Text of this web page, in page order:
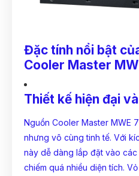
Đặc tính nổi bật
Cooler Master
Thiết kế hiện đại
Nguồn Cooler Master MWE
nhưng vô cùng tinh tế. Với
này dễ dàng lắp đặt vào các
chiếm quá nhiều diện tích.